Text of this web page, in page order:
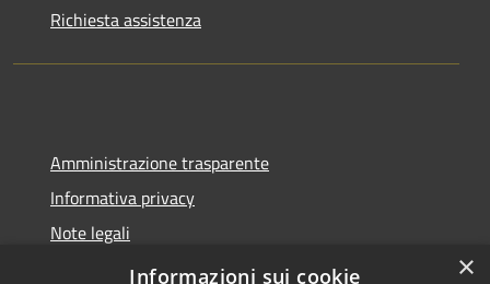
Richiesta assistenza
Amministrazione trasparente
Informativa privacy
Note legali
Dichiarazione di accessibilità
×
Informazioni sui cookie